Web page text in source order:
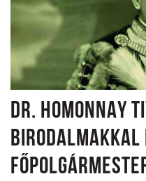
DR. HOMONNAY
BIRODALMAKKAL